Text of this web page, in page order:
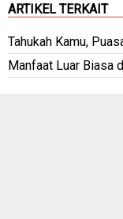
ARTIKEL TERKAIT
Tahukah Kamu,
Manfaat Luar Biasa